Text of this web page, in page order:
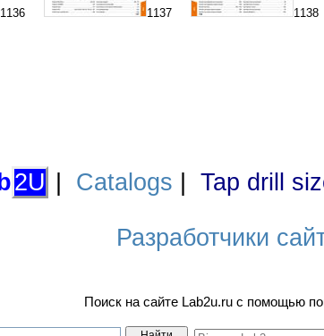
1136 1137 1138
2U Catalogs Tap drill
Разработчики
Поиск на сайте Lab2u.ru с помощью